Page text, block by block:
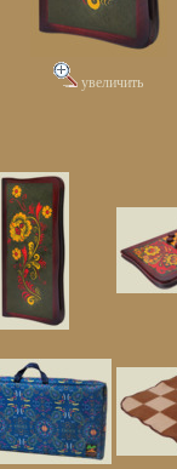
увеличить